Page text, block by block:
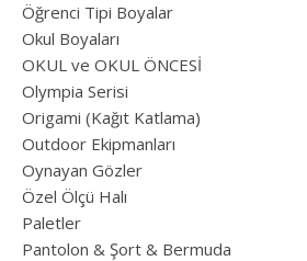
Öğrenci Tipi Boyalar
Okul Boyaları
OKUL ve OKUL ÖNCESİ
Olympia Serisi
Origami (Kağıt Katlama)
Outdoor Ekipmanları
Oynayan Gözler
Özel Ölçü Halı
Paletler
Pantolon & Şort & Bermuda